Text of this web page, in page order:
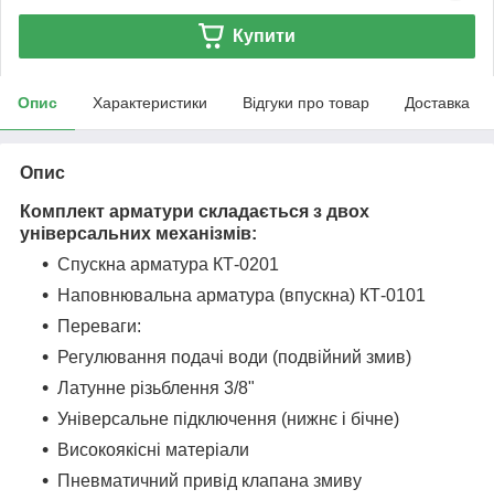
Купити
Опис Характеристики Відгуки про товар Доставка
Опис
Комплект арматури складається з двох
універсальних механізмів:
Спускна арматура КТ-0201
Наповнювальна арматура (впускна) КТ-0101
Переваги:
Регулювання подачі води (подвійний змив)
Латунне різьблення 3/8"
Універсальне підключення (нижнє і бічне)
Високоякісні матеріали
Пневматичний привід клапана змиву